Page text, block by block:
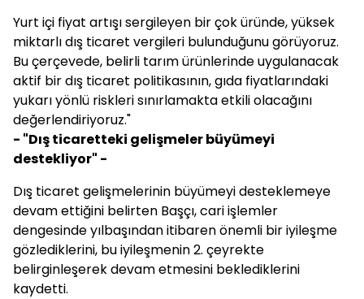
Yurt içi fiyat artışı sergileyen bir çok üründe, yüksek
miktarlı dış ticaret vergileri bulunduğunu görüyoruz.
Bu çerçevede, belirli tarım ürünlerinde uygulanacak
aktif bir dış ticaret politikasının, gıda fiyatlarındaki
yukarı yönlü riskleri sınırlamakta etkili olacağını
değerlendiriyoruz."
- "Dış ticaretteki gelişmeler büyümeyi
destekliyor" -
Dış ticaret gelişmelerinin büyümeyi desteklemeye
devam ettiğini belirten Başçı, cari işlemler
dengesinde yılbaşından itibaren önemli bir iyileşme
gözlediklerini, bu iyileşmenin 2. çeyrekte
belirginleşerek devam etmesini beklediklerini
kaydetti.